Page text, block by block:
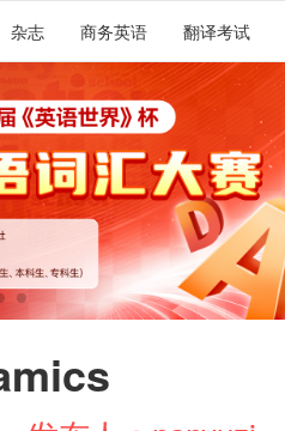
杂志 商务英语 翻译考试